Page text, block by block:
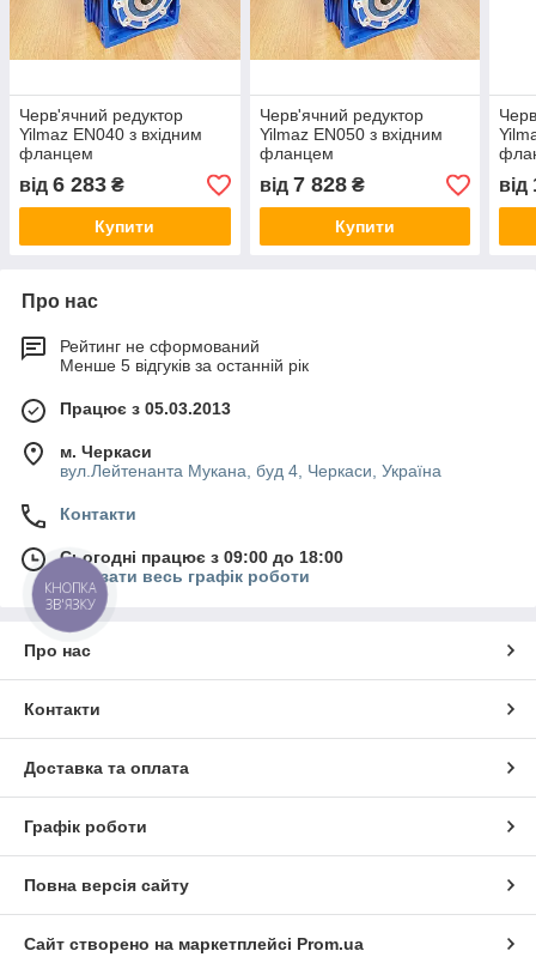
Черв'ячний редуктор
Yilmaz EN040 з вхідним
фланцем
від 6 283 ₴
Купити
Черв'ячний редуктор
Yilmaz EN050 з вхідним
фланцем
від 7 828₴
Купити
від
Про нас
Рейтинг не сформований
Менше 5 відгуків за останній рік
Працює з 05.03.2013
м. Черкаси
вул.Лейтенанта Мукана, буд 4, Черкаси, Україна
Контакти
Сьогодні працює з 09:00 до 18:00
Показати весь графік роботи
Про нас
Контакти
Доставка та оплата
Графік роботи
Повна версія сайту
Сайт створено на маркетплейсі Prom.ua
КНОПКА
ЗВ'ЯЗКУ